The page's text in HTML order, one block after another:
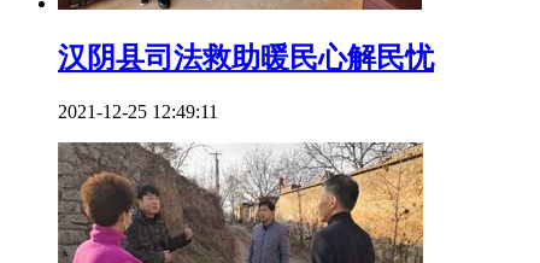
汉阴县司法救助暖民心解民忧
2021-12-25 12:49:11